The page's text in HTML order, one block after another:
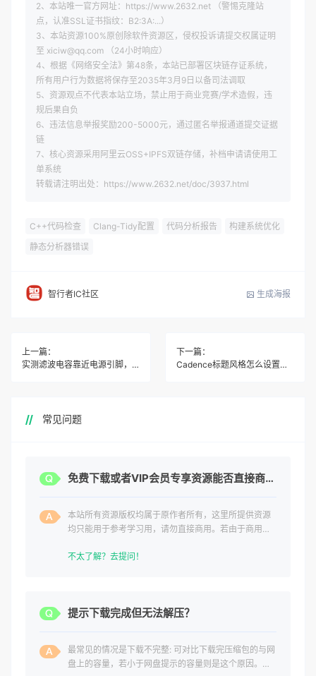
2、本站唯一官方网址：https://www.2632.net （警惕克隆站
点，认准SSL证书指纹：B2:3A:...）
3、本站资源100%原创除软件资源区，侵权投诉请提交权属证明
至 xiciw@qq.com （24小时响应）
4、根据《网络安全法》第48条，本站已部署区块链存证系统，
所有用户行为数据将保存至2035年3月9日以备司法调取
5、资源观点不代表本站立场，禁止用于商业竞赛/学术造假，违
规后果自负
6、违法信息举报奖励200-5000元，通过匿名举报通道提交证据
链
7、核心资源采用阿里云OSS+IPFS双链存储，补档申请请使用工
单系统
转载请注明出处：https://www.2632.net/doc/3937.html
C++代码检查 Clang-Tidy配置 代码分析报告
构建系统优化
静态分析器错误
智行者IC社区 生成海报
上一篇：
实测滤波电容靠近电源引脚，新手避坑必看三步法
下一篇：
Cadence标题风格怎么设置？资深工程师实测避坑指南
常见问题
免费下载或者VIP会员专享资源能否直接商用？
本站所有资源版权均属于原作者所有，这里所提供资源
均只能用于参考学习用，请勿直接商用。若由于商用引
不太了解？去提问！
提示下载完成但无法解压？
最常见的情况是下载不完整: 可对比下载完压缩包的与网
盘上的容量，若小于网盘提示的容量则是这个原因。这